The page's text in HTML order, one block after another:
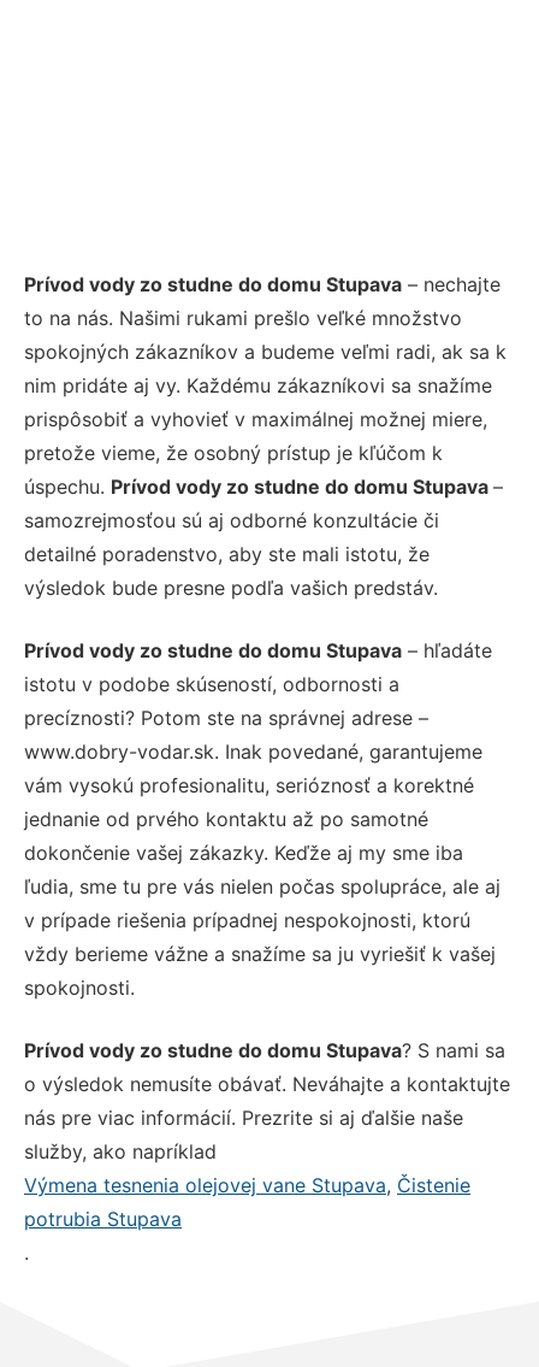
Prívod vody zo studne do domu Stupava – nechajte
to na nás. Našimi rukami prešlo veľké množstvo
spokojných zákazníkov a budeme veľmi radi, ak sa k
nim pridáte aj vy. Každému zákazníkovi sa snažíme
prispôsobiť a vyhovieť v maximálnej možnej miere,
pretože vieme, že osobný prístup je kľúčom k
úspechu. Prívod vody zo studne do domu Stupava –
samozrejmosťou sú aj odborné konzultácie či
detailné poradenstvo, aby ste mali istotu, že
výsledok bude presne podľa vašich predstáv.
Prívod vody zo studne do domu Stupava – hľadáte
istotu v podobe skúseností, odbornosti a
precíznosti? Potom ste na správnej adrese –
www.dobry-vodar.sk. Inak povedané, garantujeme
vám vysokú profesionalitu, serióznosť a korektné
jednanie od prvého kontaktu až po samotné
dokončenie vašej zákazky. Keďže aj my sme iba
ľudia, sme tu pre vás nielen počas spolupráce, ale aj
v prípade riešenia prípadnej nespokojnosti, ktorú
vždy berieme vážne a snažíme sa ju vyriešiť k vašej
spokojnosti.
Prívod vody zo studne do domu Stupava? S nami sa
o výsledok nemusíte obávať. Neváhajte a kontaktujte
nás pre viac informácií. Prezrite si aj ďalšie naše
služby, ako napríklad
Výmena tesnenia olejovej vane Stupava, Čistenie
potrubia Stupava
.